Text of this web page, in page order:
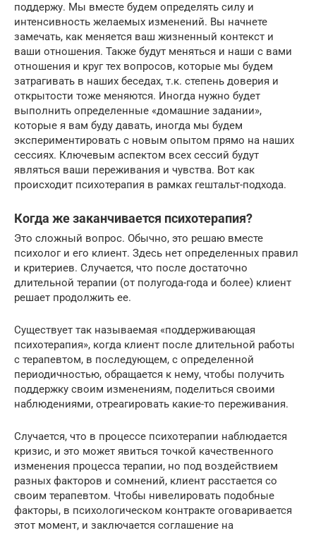
поддержу. Мы вместе будем определять силу и
интенсивность желаемых изменений. Вы начнете
замечать, как меняется ваш жизненный контекст и
ваши отношения. Также будут меняться и наши с вами
отношения и круг тех вопросов, которые мы будем
затрагивать в наших беседах, т.к. степень доверия и
открытости тоже меняются. Иногда нужно будет
выполнить определенные «домашние задании»,
которые я вам буду давать, иногда мы будем
экспериментировать с новым опытом прямо на наших
сессиях. Ключевым аспектом всех сессий будут
являться ваши переживания и чувства. Вот как
происходит психотерапия в рамках гештальт-подхода.
Когда же заканчивается психотерапия?
Это сложный вопрос. Обычно, это решаю вместе
психолог и его клиент. Здесь нет определенных правил
и критериев. Случается, что после достаточно
длительной терапии (от полугода-года и более) клиент
решает продолжить ее.
Существует так называемая «поддерживающая
психотерапия», когда клиент после длительной работы
с терапевтом, в последующем, с определенной
периодичностью, обращается к нему, чтобы получить
поддержку своим изменениям, поделиться своими
наблюдениями, отреагировать какие-то переживания.
Случается, что в процессе психотерапии наблюдается
кризис, и это может явиться точкой качественного
изменения процесса терапии, но под воздействием
разных факторов и сомнений, клиент расстается со
своим терапевтом. Чтобы нивелировать подобные
факторы, в психологическом контракте оговаривается
этот момент, и заключается соглашение на